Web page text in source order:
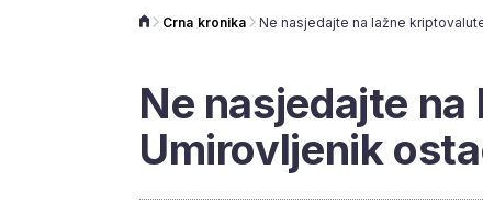
Crna kronika
Ne nasjedajte
Umirovljenik